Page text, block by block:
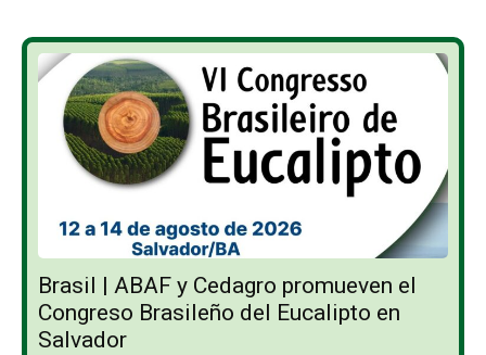
Brasil | ABAF y Cedagro promueven el
Congreso Brasileño del Eucalipto en
Salvador